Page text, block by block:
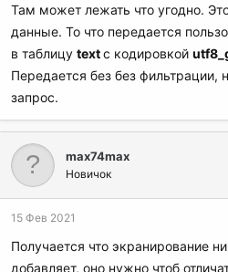
Там может лежать что угодно.
данные. То что передается
в таблицу textс кодировкой
Передается без без фильтрации,
запрос.
max74max
Новичок
15 Фев 2021
Получается что экранирование
добавляет, оно нужно чтоб